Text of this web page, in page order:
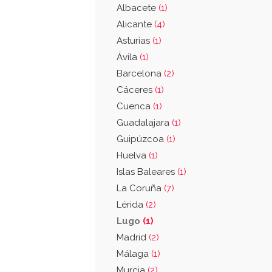
Albacete (1)
Alicante (4)
Asturias (1)
Ávila (1)
Barcelona (2)
Cáceres (1)
Cuenca (1)
Guadalajara (1)
Guipúzcoa (1)
Huelva (1)
Islas Baleares (1)
La Coruña (7)
Lérida (2)
Lugo (1)
Madrid (2)
Málaga (1)